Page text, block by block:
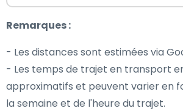
Remarques :
- Les distances sont estimées via
- Les temps de trajet en transport
approximatifs et peuvent varier en
la semaine et de l'heure du trajet.